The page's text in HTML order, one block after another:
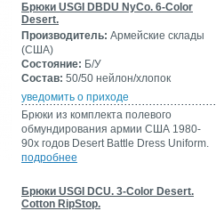
Брюки USGI DBDU NyCo. 6-Color
Desert.
Производитель: Армейские склады
(США)
Состояние: Б/У
Состав: 50/50 нейлон/хлопок
уведомить о приходе
Брюки из комплекта полевого
обмундирования армии США 1980-
90х годов Desert Battle Dress Uniform.
подробнее
Брюки USGI DCU. 3-Color Desert.
Cotton RipStop.